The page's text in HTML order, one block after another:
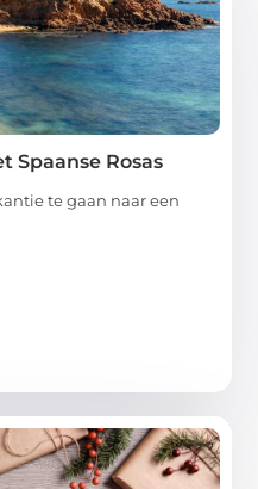
Spaanse Rosas
te gaan naar een